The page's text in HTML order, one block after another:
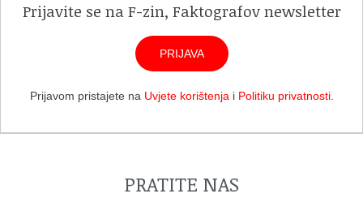
Prijavite se na F-zin, Faktografov newsletter
PRIJAVA
Prijavom pristajete na Uvjete korištenja i Politiku privatnosti.
PRATITE NAS